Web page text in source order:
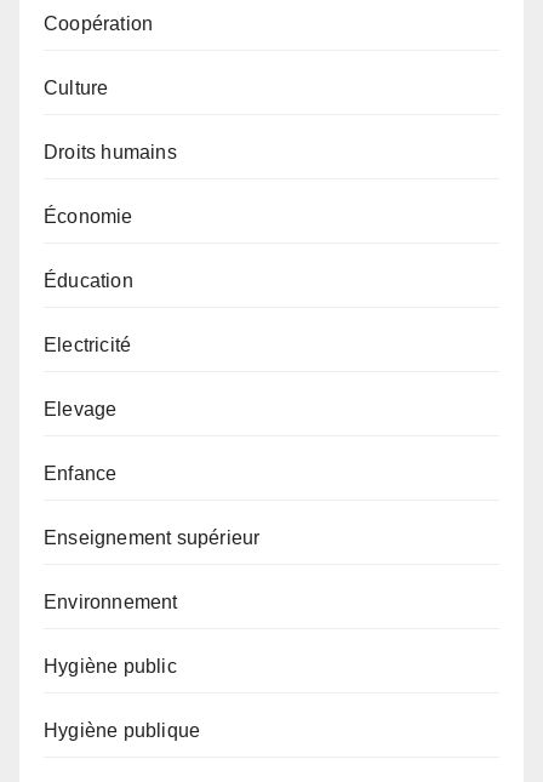
Coopération
Culture
Droits humains
Économie
Éducation
Electricité
Elevage
Enfance
Enseignement supérieur
Environnement
Hygiène public
Hygiène publique